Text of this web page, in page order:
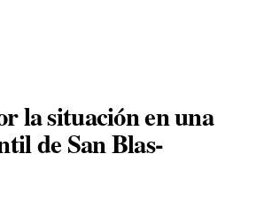
la situación en una
de San Blas-